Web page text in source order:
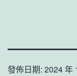
發佈日期: 2024 年